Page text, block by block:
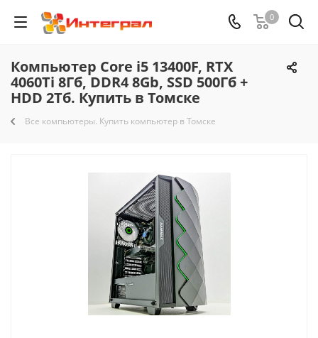
0
Компьютер Core i5 13400F, RTX
4060Ti 8Гб, DDR4 8Gb, SSD 500Гб +
HDD 2Тб. Купить в Томске
Все компьютеры. Купить компьютер в Томске